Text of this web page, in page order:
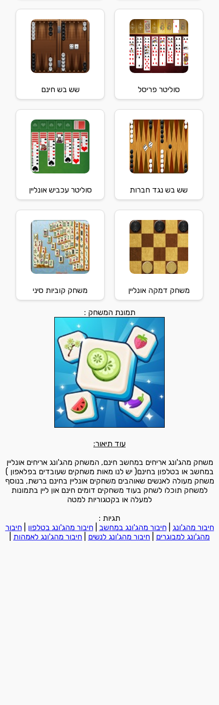
סוליטר פריסל שש בש חינם
שש בש נגד חברות סוליטר עכביש אונליין
משחק דמקה אונליין משחק קוביות סיני
תמונת המשחק :
עוד תיאור:
משחק מהג'ונג אריחים במחשב חינם, המשחק מהג'ונג אריחים אונליין
במחשב או בטלפון בחינם( יש לנו מאות משחקים שעובדים בפלאפון )
משחק מעולה לאנשים שאוהבים משחקים אונליין בחינם ברשת, בנוסף
למשחק תוכלו לשחק בעוד משחקים דומים חינם און ליין בתמונות
למעלה או בקטגוריות למטה
תגיות :
חיבור מהג'ונג |חיבור מהג'ונג במחשב |חיבור מהג'ונג בטלפון |חיבור
מהג'ונג למבוגרים
חיבור מהג'ונג לנשים חיבור מהג'ונג לאמהות